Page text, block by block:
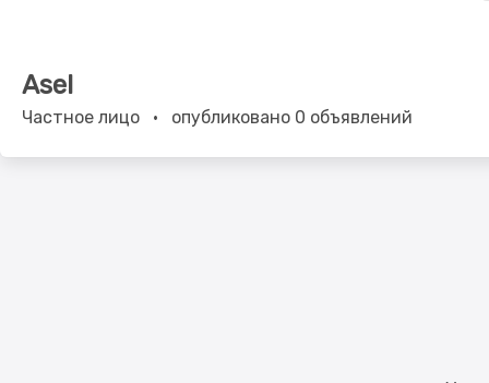
Asel
Частное лицо • опубликовано 0 объявлений